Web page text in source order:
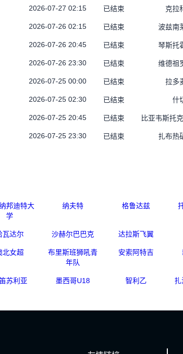
2026-07-27 02:15 已结束 克拉
2026-07-26 02:15 已结束 波兹南
2026-07-26 20:45 已结束 琴斯托
2026-07-26 23:30 已结束 维德祖
2026-07-25 00:00 已结束 拉多
2026-07-25 02:30 已结束 什
2026-07-25 20:45 已结束
2026-07-25 23:30 已结束 扎布热
邦迪特大
学
纳夫特 格鲁达兹
瓦达尔 沙赫尔巴巴克 达拉斯飞翼
北女超
布里斯班狮吼青
年队
安索阿特吉
苏利亚 墨西哥U18 智利乙